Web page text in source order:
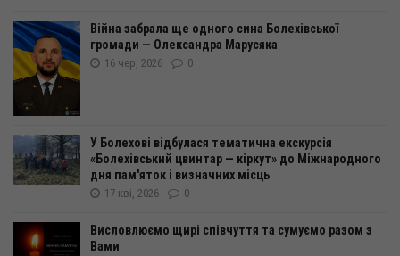
Війна забрала ще одного сина Болехівської
громади — Олександра Марусяка
16 чер, 2026 0
У Болехові відбулася тематична екскурсія
«Болехівський цвинтар — кіркут» до Міжнародного
дня пам'яток і визначних місць
17 кві, 2026 0
Висловлюємо щирі співчуття та сумуємо разом з
Вами